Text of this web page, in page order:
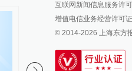
派生万
IP
SIXTH
互联网新闻信息服务许
增值电信业务经营许可
© 2014-2026 上海东方